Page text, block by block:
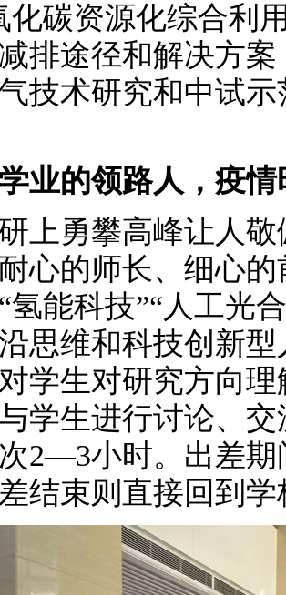
化碳资源化综合利
排途径和解决方
技术研究和中试
业的领路人，疫
勇攀高峰让人敬
心的师长、细心
氢能科技”“人工光
思维和科技创新
学生对研究方向
学生进行讨论、
2—3小时。出差
结束则直接回到